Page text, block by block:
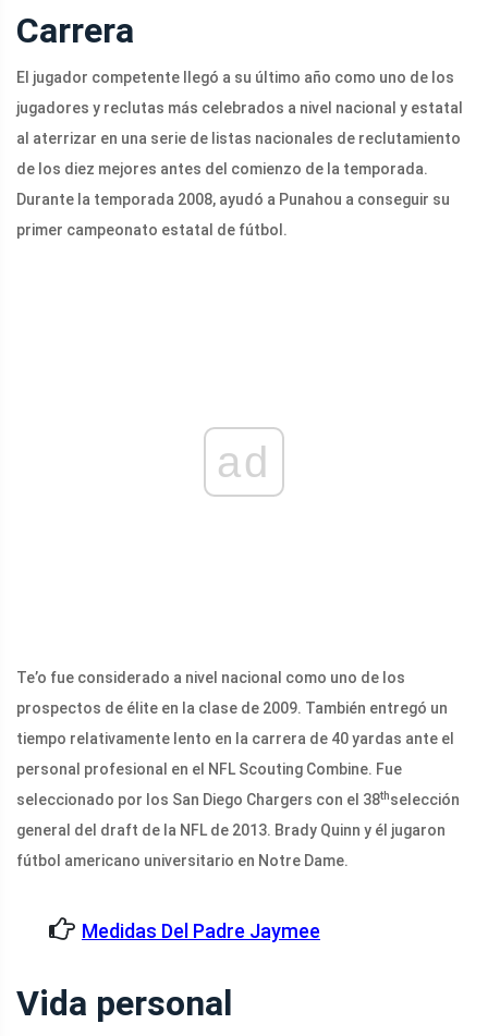
Carrera
El jugador competente llegó a su último año como uno de los
jugadores y reclutas más celebrados a nivel nacional y estatal
al aterrizar en una serie de listas nacionales de reclutamiento
de los diez mejores antes del comienzo de la temporada.
Durante la temporada 2008, ayudó a Punahou a conseguir su
primer campeonato estatal de fútbol.
ad
Te’o fue considerado a nivel nacional como uno de los
prospectos de élite en la clase de 2009. También entregó un
tiempo relativamente lento en la carrera de 40 yardas ante el
personal profesional en el NFL Scouting Combine. Fue
seleccionado por los San Diego Chargers con el 38thselección
general del draft de la NFL de 2013. Brady Quinn y él jugaron
fútbol americano universitario en Notre Dame.
Medidas Del Padre Jaymee
Vida personal